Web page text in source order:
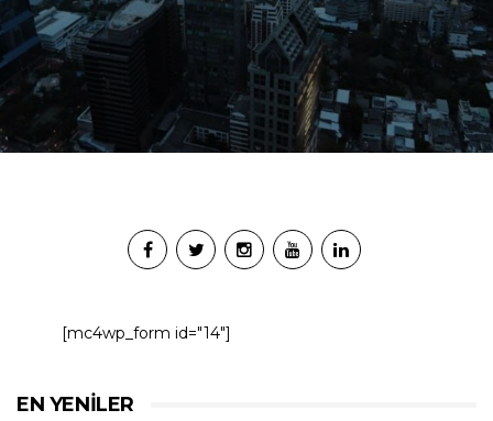
[mc4wp_form id="14"]
EN YENILER